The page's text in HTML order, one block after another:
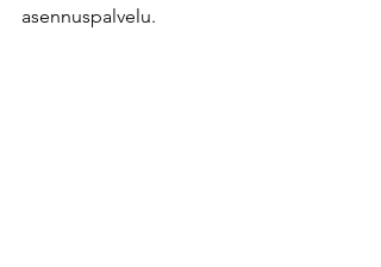
asennuspalvelu. ​